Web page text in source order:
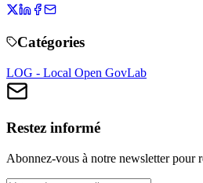
Catégories
LOG - Local Open GovLab
Restez informé
Abonnez-vous à notre newsletter pour